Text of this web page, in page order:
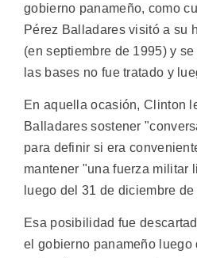
gobierno panameño, como
Pérez Balladares visitó a su
(en septiembre de 1995) y
las bases no fue tratado y
En aquella ocasión, Clinton
Balladares sostener
para definir si era
mantener "una fuerza militar
luego del 31 de diciembre de
Esa posibilidad fue
el gobierno panameño luego